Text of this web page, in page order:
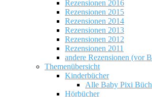
Rezensionen 2016
Rezensionen 2015
Rezensionen 2014
Rezensionen 2013
Rezensionen 2012
Rezensionen 2011
andere Rezensionen (vor
Themenübersicht
Kinderbücher
Alle Baby Pixi
Hörbücher